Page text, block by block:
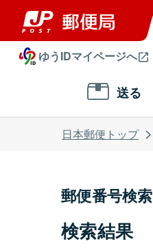
ゆうIDマイページへ
送る
日本郵便トップ
郵便番号検索
検索結果